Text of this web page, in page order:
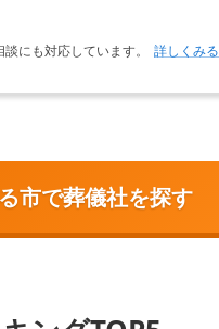
にも対応しています。 詳しくみる
市で葬儀社を探す